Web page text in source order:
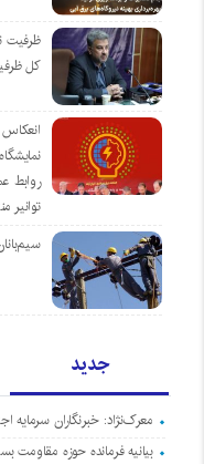
ظرفیت
کل
روابط
توانیر
جدید
معرک‌نژاد: خبرنگاران سرمایه
بیانیه فرمانده حوزه مقاومت